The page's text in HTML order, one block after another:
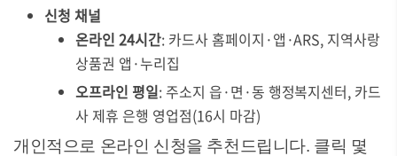
신청 채널
온라인 24시간: 카드사 홈페이지·앱·ARS, 지역사랑
상품권 앱·누리집
오프라인 평일: 주소지 읍·면·동 행정복지센터, 카드
사 제휴 은행 영업점(16시 마감)
개인적으로 온라인 신청을 추천드립니다. 클릭 몇